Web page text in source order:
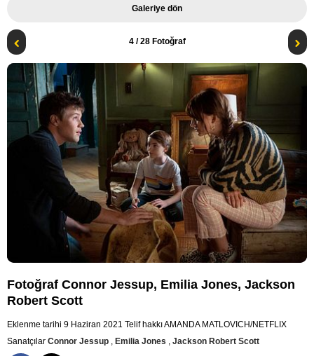
Galeriye dön
4/ 28 Fotoğraf
Fotoğraf Connor Jessup, Emilia Jones, Jackson
Robert Scott
Eklenme tarihi 9 Haziran 2021 Telif hakkı AMANDA MATLOVICH/NETFLIX
Sanatçılar Connor Jessup , Emilia Jones , Jackson Robert Scott